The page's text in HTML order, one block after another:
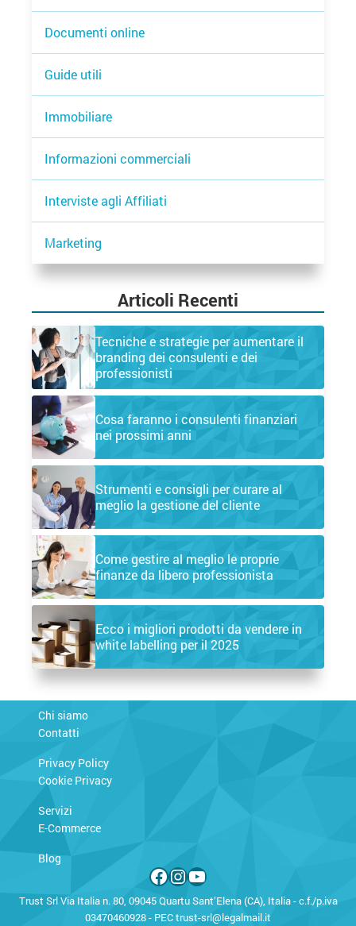
Documenti online
Guide utili
Immobiliare
Informazioni commerciali
Interviste agli Affiliati
Marketing
Articoli Recenti
Tecniche e strategie per aumentare il
branding dei consulenti e dei
professionisti
Cosa faranno i consulenti finanziari
nei prossimi anni
Strumenti e consigli per curare al
meglio la gestione del cliente
Come gestire al meglio le proprie
finanze da libero professionista
Ecco i migliori prodotti da vendere in
white labelling per il 2025
Chi siamo
Contatti
Privacy Policy
Cookie Privacy
Servizi
E-Commerce
Blog
Facebook
Instagram
YouTube
Trust Srl Via Italia n. 80, 09045 Quartu Sant’Elena (CA), Italia - c.f./p.iva
03470460928 - PECtrust-srl@legalmail.it